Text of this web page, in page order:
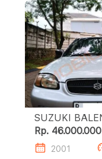
Rp. 46.000.000
2001